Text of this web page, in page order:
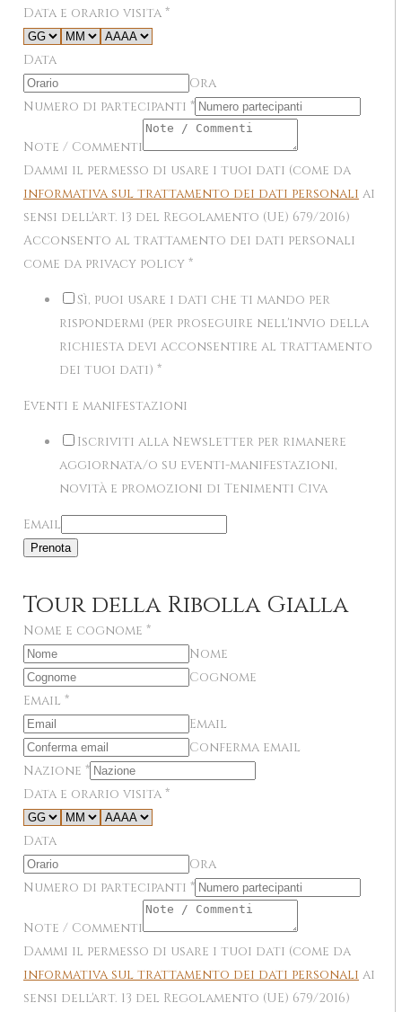
Data e orario visita *
Data
Ora
Numero di partecipanti *
Note / Commenti
Dammi il permesso di usare i tuoi dati (come da
informativa sul trattamento dei dati personali ai
sensi dell'art. 13 del Regolamento (UE) 679/2016)
Acconsento al trattamento dei dati personali
come da privacy policy *
Sì, puoi usare i dati che ti mando per
rispondermi (per proseguire nell'invio della
richiesta devi acconsentire al trattamento
dei tuoi dati) *
Eventi e manifestazioni
Iscriviti alla Newsletter per rimanere
aggiornata/o su eventi-manifestazioni,
novità e promozioni di Tenimenti Civa
Email
Prenota
Tour della Ribolla Gialla
Nome e cognome *
Nome
Cognome
Email *
Email
Conferma email
Nazione *
Data e orario visita *
Data
Ora
Numero di partecipanti *
Note / Commenti
Dammi il permesso di usare i tuoi dati (come da
informativa sul trattamento dei dati personali ai
sensi dell'art. 13 del Regolamento (UE) 679/2016)